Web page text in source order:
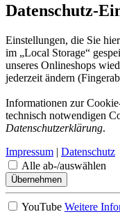
Datenschutz-
Einstellungen, die Sie
im „Local Storage“
unseres Onlineshops
jederzeit ändern
Informationen zur
technisch notwendigen
Datenschutzerklärung.
Impressum | Datenschutz
Alle ab-/auswählen
Übernehmen
YouTube Weitere